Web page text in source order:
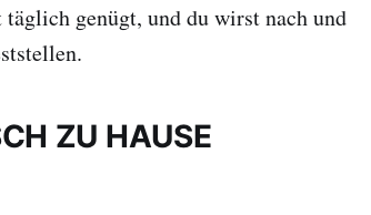
genügt, und du wirst nach und
ZU HAUSE